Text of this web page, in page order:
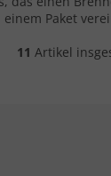
Paket
11 Artikel